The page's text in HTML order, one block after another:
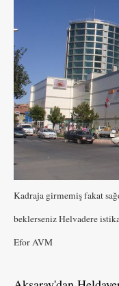
Kadraja girmemiş fakat
beklerseniz Helvadere
Efor AVM